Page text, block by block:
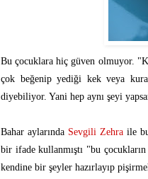
Bu çocuklara hiç güven olmuyor.
çok beğenip yediği kek veya
diyebiliyor. Yani hep aynı şeyi
Bahar aylarında Sevgili Zehra ile
bir ifade kullanmıştı "bu
kendine bir şeyler hazırlayıp